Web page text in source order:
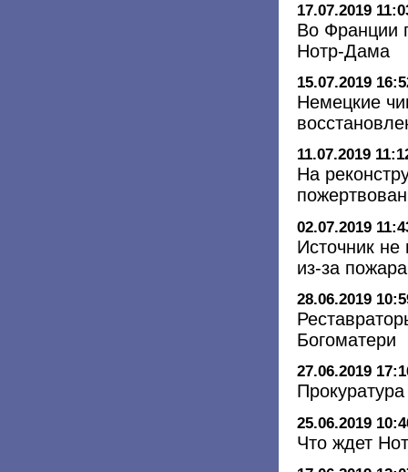
17.07.2019
Во Франции
Нотр-Дама
15.07.2019
Немецкие
11.07.2019
На
02.07.2019
Источник
из-за
28.06.2019
Богоматери
27.06.2019
25.06.2019
Что ждет